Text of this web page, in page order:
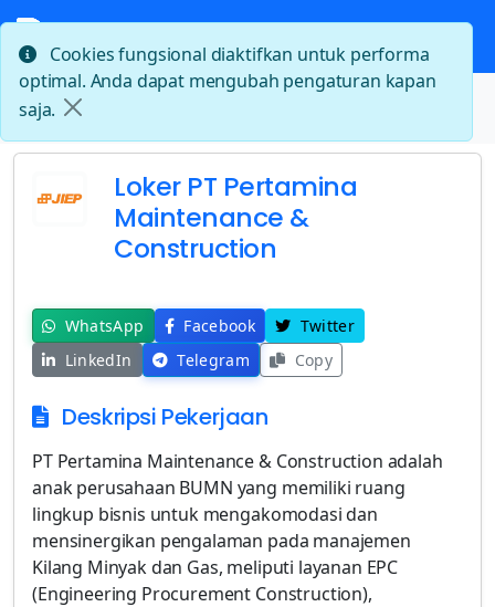
Beranda
Loker PT Pertamina Maintenance & Construction
Loker PT Pertamina
Maintenance &
Construction
WhatsApp Facebook
Twitter
LinkedIn
Telegram Copy
Deskripsi Pekerjaan
PT Pertamina Maintenance & Construction adalah
anak perusahaan BUMN yang memiliki ruang
lingkup bisnis untuk mengakomodasi dan
mensinergikan pengalaman pada manajemen
Kilang Minyak dan Gas, meliputi layanan EPC
(Engineering Procurement Construction),
Cookies fungsional diaktifkan untuk performa
optimal. Anda dapat mengubah pengaturan kapan
saja.